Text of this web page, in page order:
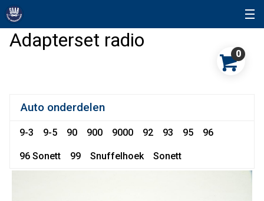
Adapterset radio
0
Auto onderdelen
9-3 9-5 90 900 9000 92 93 95 96
96 Sonett 99 Snuffelhoek Sonett